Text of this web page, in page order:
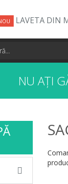
LAVETA DIN
NU AȚI